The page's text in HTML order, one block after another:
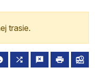
trasie.
przystanku na mapie
najbliższe odjazdy z tego
wszystkie linie
zgłośdrukuj